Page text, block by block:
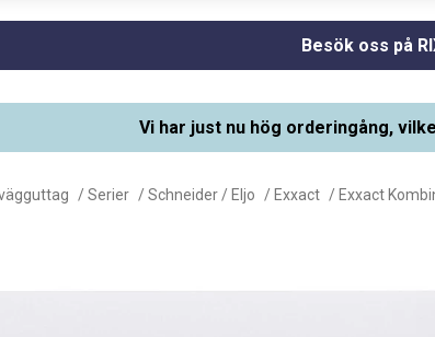
Besök oss på
Vi har just nu hög orderingång,
/Serier /Schneider / Eljo / Exxact / Exxact